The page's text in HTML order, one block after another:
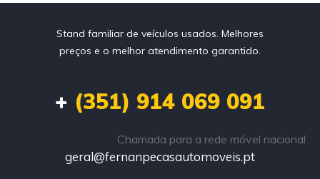
Stand familiar de veículos usados. Melhores
preços e o melhor atendimento garantido.
+ (351) 914 069 091
Chamada para a rede móvel nacional
geral@fernanpecasautomoveis.pt